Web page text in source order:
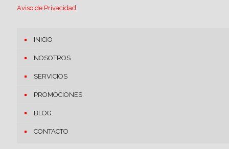
Aviso de Privacidad
INICIO
NOSOTROS
SERVICIOS
PROMOCIONES
BLOG
CONTACTO